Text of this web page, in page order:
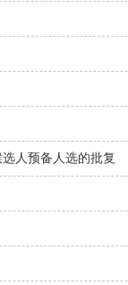
人预备人选的批复